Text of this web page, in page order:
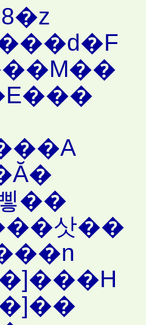
��
삿��